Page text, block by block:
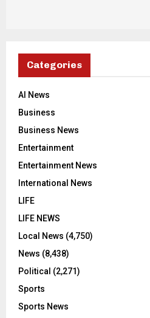
Categories
AI News
Business
Business News
Entertainment
Entertainment News
International News
LIFE
LIFE NEWS
Local News (4,750)
News (8,438)
Political (2,271)
Sports
Sports News